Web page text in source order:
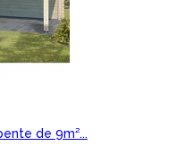
de 9m²...